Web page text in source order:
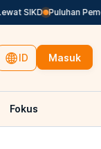
SIKD Puluhan
ID Masuk
Fokus